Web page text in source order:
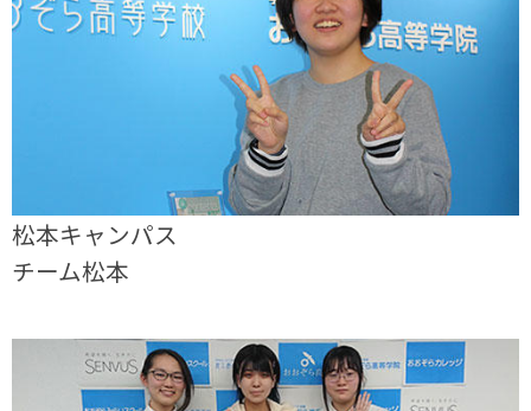
松本キャンパス
チーム松本